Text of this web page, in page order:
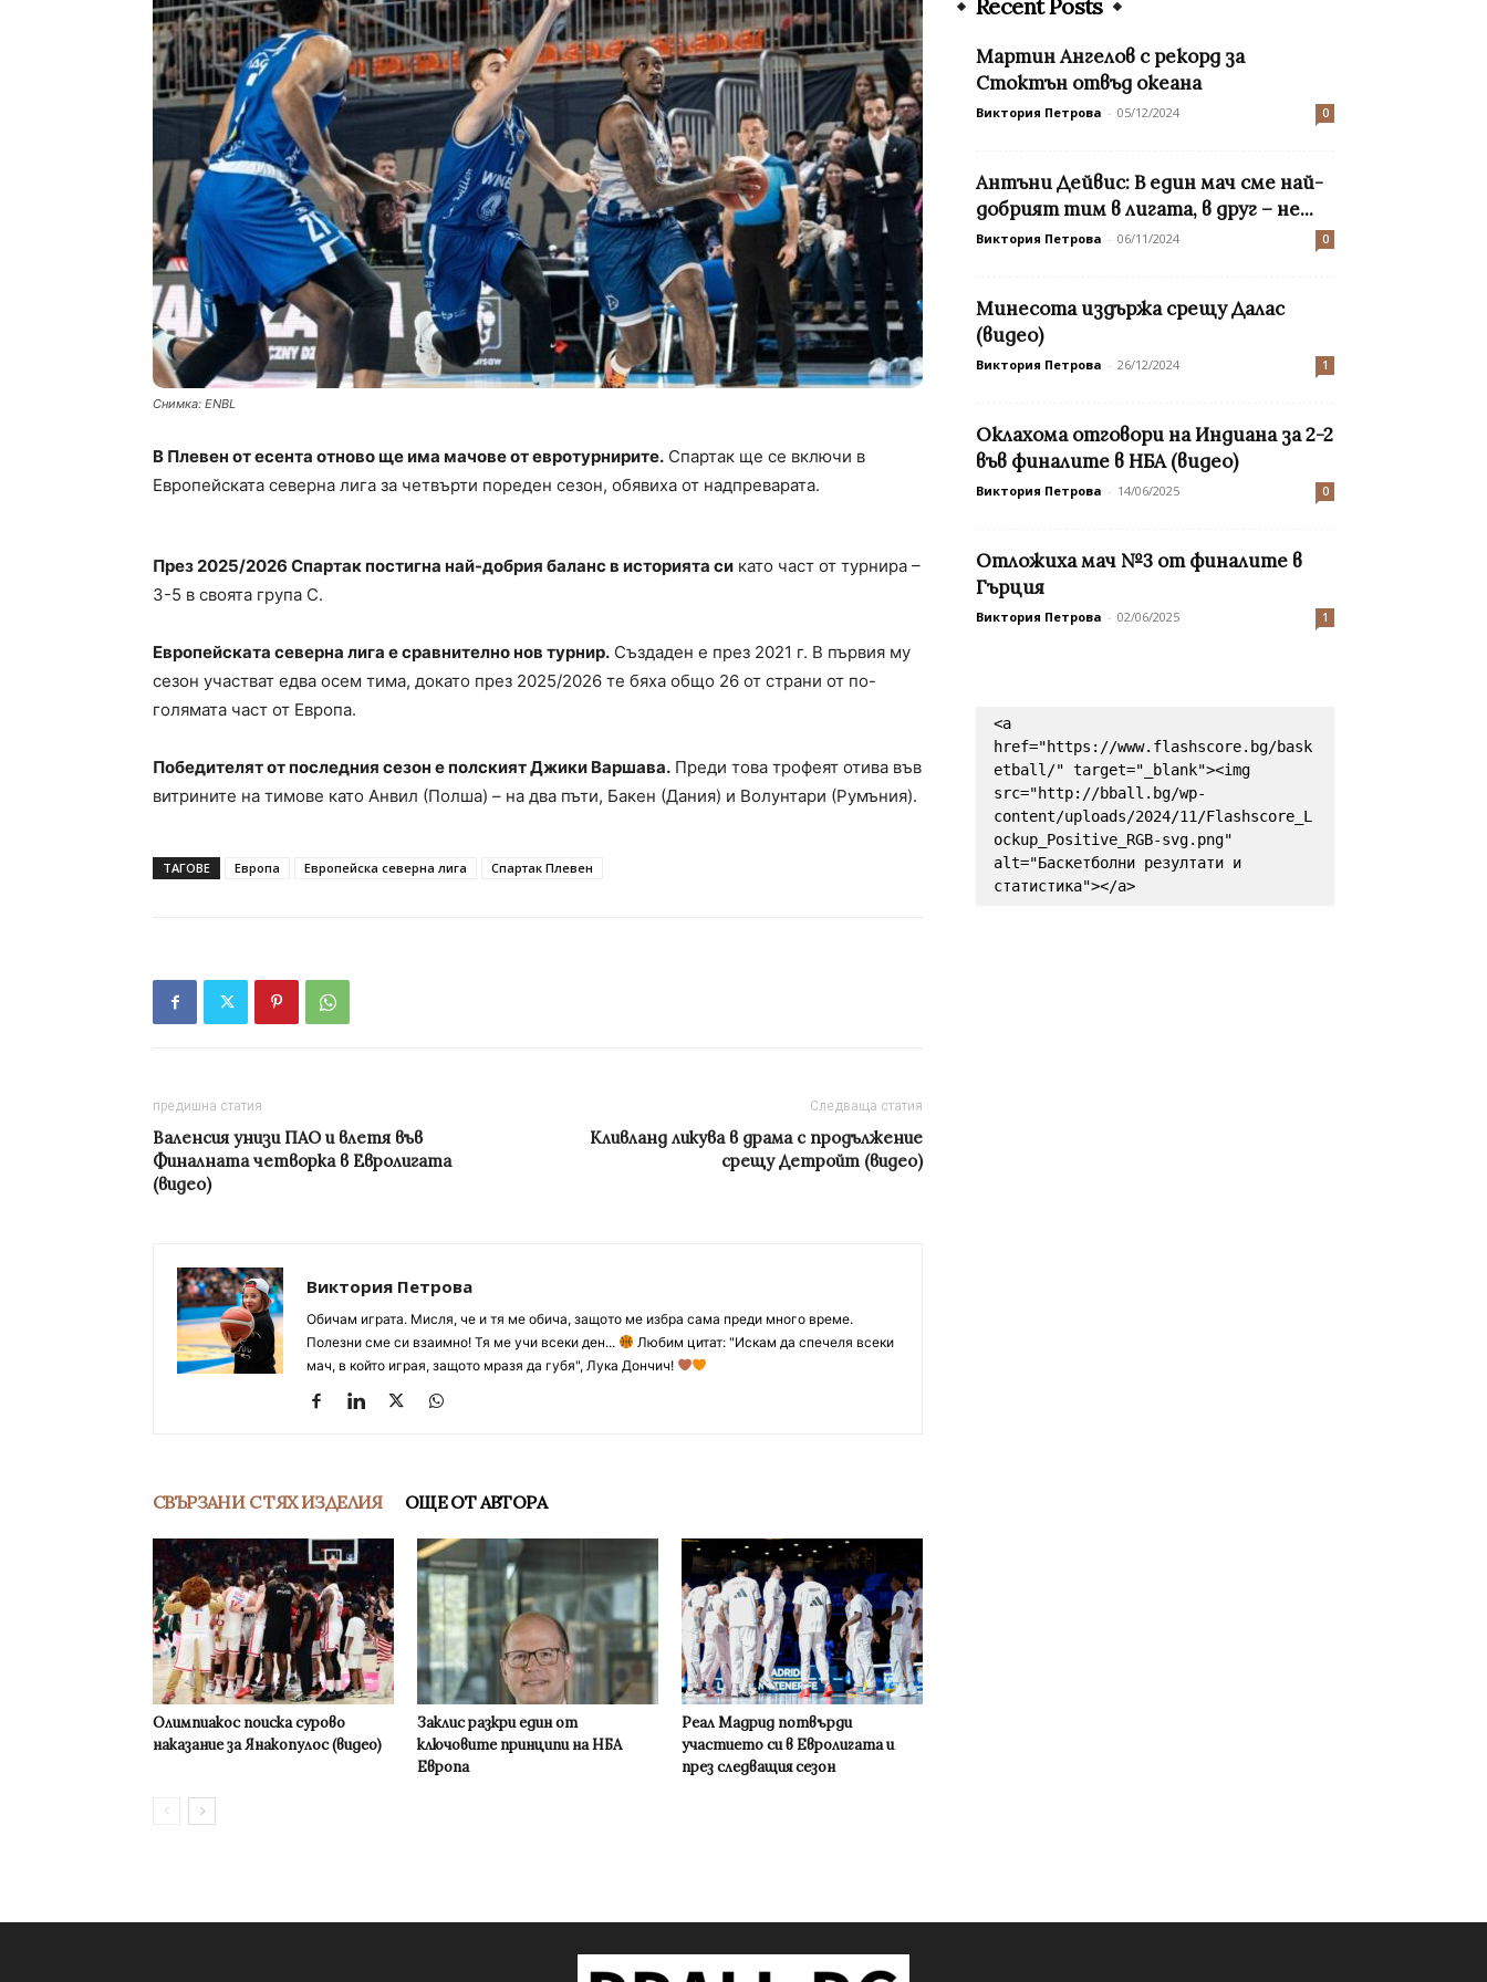
Снимка: ENBL
В Плевен от есента отново ще има мачове от евротурнирите. Спартак ще се включи в
Европейската северна лига за четвърти пореден сезон, обявиха от надпреварата.
През 2025/2026 Спартак постигна най-добрия баланс в историята си като част от турнира –
3-5 в своята група C.
Eвропейската северна лига е сравнително нов турнир. Създаден е през 2021 г. В първия му
сезон участват едва осем тима, докато през 2025/2026 те бяха общо 26 от страни от по-
голямата част от Европа.
Победителят от последния сезон е полският Джики Варшава. Преди това трофеят отива във
витрините на тимове като Анвил (Полша) – на два пъти, Бакен (Дания) и Волунтари (Румъния).
ТАГОВЕ Европа Европейска северна лига Спартак Плевен
предишна статия
Валенсия унизи ПАО и влетя във
Финалната четворка в Евролигата
(видео)
Следваща статия
Кливланд ликува в драма с продължение
срещу Детройт (видео)
Виктория Петрова
Обичам играта. Мисля, че и тя ме обича, защото ме избра сама преди много време.
Полезни сме си взаимно! Тя ме учи всеки ден...
Любим цитат: "Искам да спечеля всеки
мач, в който играя, защото мразя да губя", Лука Дончич!
СВЪРЗАНИ С ТЯХ ИЗДЕЛИЯ ОЩЕ ОТ АВТОРА
Олимпиакос поиска сурово
наказание за Янакопулос (видео)
Заклис разкри един от
ключовите принципи на НБА
Европа
Реал Мадрид потвърди
участието си в Евролигата и
през следващия сезон
Recent Posts
Мартин Ангелов с рекорд за
Стоктън отвъд океана
Виктория Петрова - 05/12/2024 0
Антъни Дейвис: В един мач сме най-
добрият тим в лигата, в друг – не...
Виктория Петрова - 06/11/2024 0
Минесота издържа срещу Далас
(видео)
Виктория Петрова - 26/12/2024 1
Оклахома отговори на Индиана за 2-2
във финалите в НБА (видео)
Виктория Петрова - 14/06/2025 0
Отложиха мач №3 от финалите в
Гърция
Виктория Петрова - 02/06/2025 1
<a
href="https://www.flashscore.bg/bask
etball/" target="_blank"><img
src="http://bball.bg/wp-
content/uploads/2024/11/Flashscore_L
ockup_Positive_RGB-svg.png"
alt="Баскетболни резултати и
статистика"></a>